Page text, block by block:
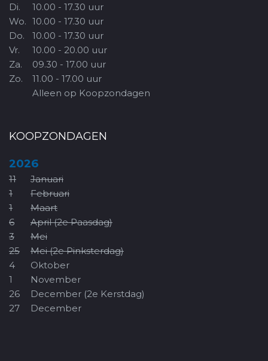
Di.
Wo.
Do.
Vr.
Za.
Zo.
10.00 - 17.30 uur
10.00 - 17.30 uur
10.00 - 17.30 uur
10.00 - 20.00 uur
09.30 - 17.00 uur
11.00 - 17.00 uur
Alleen op Koopzondagen
KOOPZONDAGEN
2026
11
Januari
1
Februari
1
Maart
6
April (2e Paasdag)
3
Mei
25
Mei (2e Pinksterdag)
4
Oktober
1
November
26
December (2e Kerstdag)
27
December